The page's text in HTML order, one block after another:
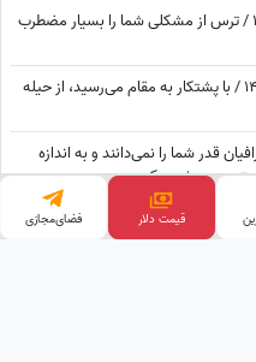
فال شمع روزانه امروز جمعه 16 مرداد 1405 / ترس از مشکلی شما را بسیار مضطرب
فال قهوه با نشان امروز جمعه 16 مرداد 1405 / با پشتکار به مقام می‌رسید، از حیله
امروز جمعه 16 مرداد 1405 / اطرافیان قدر شما را نمی‌دانند و به اندازه
متوجه می‌شوید که ...
فال انبیاء روزانه امروز جمعه 16 مرداد 1405 / بدان که چیزی از دست تو رفته که به
قیمت طلا فضای‌مجازی